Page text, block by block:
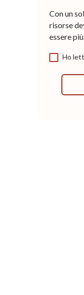
Con un
risorse
essere
Ho